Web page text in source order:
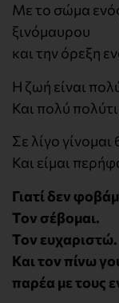
Με το σώμα
ξινόμαυρου
και την όρεξη
Η ζωή είναι
Και πολύ
Σε λίγο γίνομαι
Και είμαι
Γιατί δεν
Τον σέβομαι.
Τον ευχαριστώ.
Και τον πίνω
παρέα με τους